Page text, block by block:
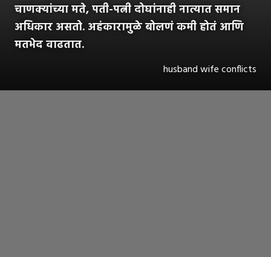
चाणक्यांच्या मते, पती-पत्नी दोघांनाही नात्यात समान
अधिकार असतो. अहंकारामुळे बोलणं कमी होतं आणि
मतभेद वाढतात.
husband wife conflicts